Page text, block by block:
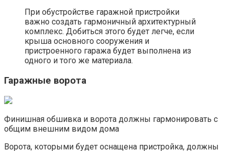
При обустройстве гаражной пристройки
важно создать гармоничный архитектурный
комплекс. Добиться этого будет легче, если
крыша основного сооружения и
пристроенного гаража будет выполнена из
одного и того же материала.
Гаражные ворота
Финишная обшивка и ворота должны гармонировать с
общим внешним видом дома
Ворота, которыми будет оснащена пристройка, должны